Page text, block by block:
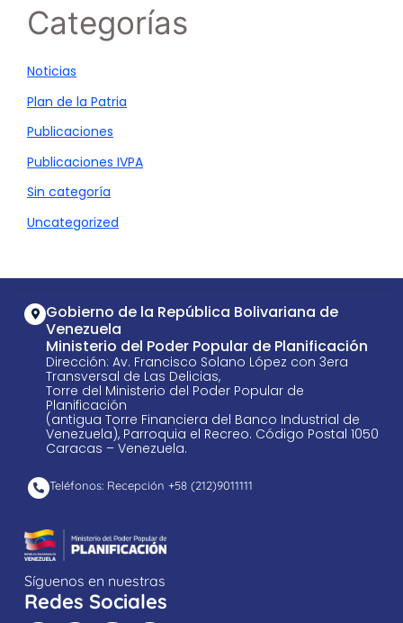
Categorías
Noticias
Plan de la Patria
Publicaciones
Publicaciones IVPA
Sin categoría
Uncategorized
Gobierno de la República Bolivariana de
Venezuela
Ministerio del Poder Popular de Planificación
Dirección: Av. Francisco Solano López con 3era
Transversal de Las Delicias,
Torre del Ministerio del Poder Popular de
Planificación
(antigua Torre Financiera del Banco Industrial de
Venezuela), Parroquia el Recreo. Código Postal 1050
Caracas – Venezuela.
Teléfonos: Recepción +58 ​(212)9011111
Síguenos en nuestras
Redes Sociales